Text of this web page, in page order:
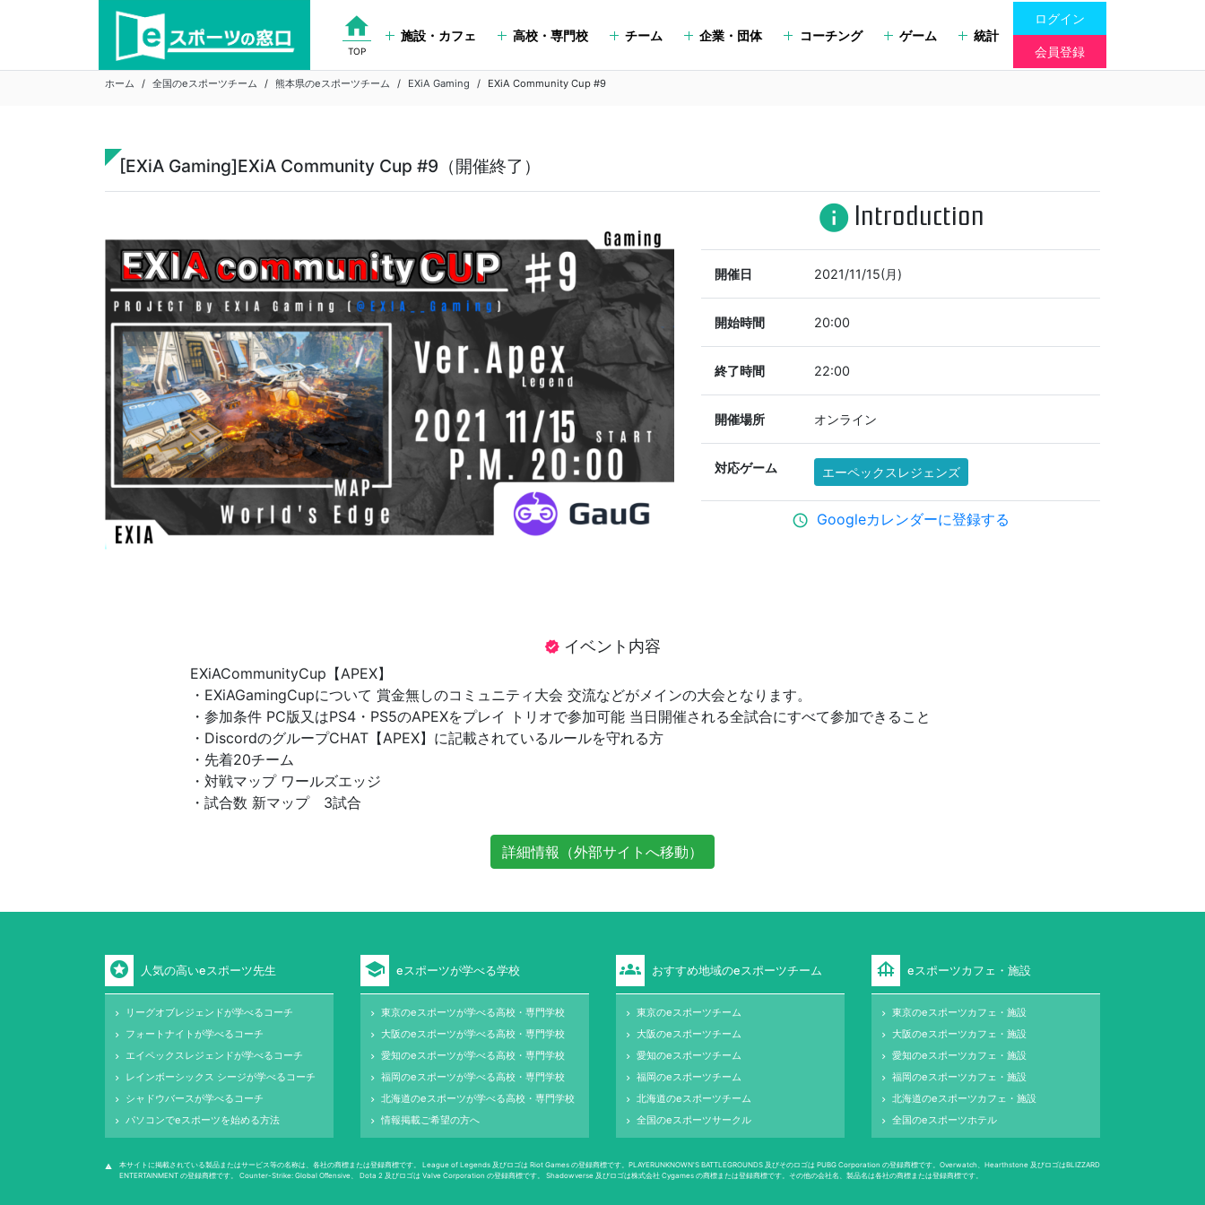
home
TOP
施設・カフェ 高校・専門校 チーム 企業・団体 コーチング ゲーム 統計
ログイン
会員登録
ホーム 全国のeスポーツチーム 熊本県のeスポーツチーム EXiA Gaming EXiA Community Cup #9
[EXiA Gaming]EXiA Community Cup #9（開催終了）
info Introduction
開催日 2021/11/15(月)
開始時間 20:00
終了時間 22:00
開催場所 オンライン
対応ゲーム エーペックスレジェンズ
schedule Googleカレンダーに登録する
verified イベント内容
EXiACommunityCup【APEX】
・EXiAGamingCupについて 賞金無しのコミュニティ大会 交流などがメインの大会となります。
・参加条件 PC版又はPS4・PS5のAPEXをプレイ トリオで参加可能 当日開催される全試合にすべて参加できること
・DiscordのグループCHAT【APEX】に記載されているルールを守れる方
・先着20チーム
・対戦マップ ワールズエッジ
・試合数 新マップ 3試合
詳細情報（外部サイトへ移動）
stars 人気の高いeスポーツ先生
keyboard_arrow_right リーグオブレジェンドが学べるコーチ
keyboard_arrow_right フォートナイトが学べるコーチ
keyboard_arrow_right エイペックスレジェンドが学べるコーチ
keyboard_arrow_right レインボーシックス シージが学べるコーチ
keyboard_arrow_right シャドウバースが学べるコーチ
keyboard_arrow_right パソコンでeスポーツを始める方法
school eスポーツが学べる学校
keyboard_arrow_right 東京のeスポーツが学べる高校・専門学校
keyboard_arrow_right 大阪のeスポーツが学べる高校・専門学校
keyboard_arrow_right 愛知のeスポーツが学べる高校・専門学校
keyboard_arrow_right 福岡のeスポーツが学べる高校・専門学校
keyboard_arrow_right 北海道のeスポーツが学べる高校・専門学校
keyboard_arrow_right 情報掲載ご希望の方へ
groups おすすめ地域のeスポーツチーム
keyboard_arrow_right 東京のeスポーツチーム
keyboard_arrow_right 大阪のeスポーツチーム
keyboard_arrow_right 愛知のeスポーツチーム
keyboard_arrow_right 福岡のeスポーツチーム
keyboard_arrow_right 北海道のeスポーツチーム
keyboard_arrow_right 全国のeスポーツサークル
foundation eスポーツカフェ・施設
keyboard_arrow_right 東京のeスポーツカフェ・施設
keyboard_arrow_right 大阪のeスポーツカフェ・施設
keyboard_arrow_right 愛知のeスポーツカフェ・施設
keyboard_arrow_right 福岡のeスポーツカフェ・施設
keyboard_arrow_right 北海道のeスポーツカフェ・施設
keyboard_arrow_right 全国のeスポーツホテル
warning
本サイトに掲載されている製品またはサービス等の名称は、各社の商標または登録商標です。 League of Legends 及びロゴは Riot Games の登録商標です。PLAYERUNKNOWN'S BATTLEGROUNDS 及びそのロゴは PUBG Corporation の登録商標です。Overwatch、Hearthstone 及びロゴはBLIZZARD
ENTERTAINMENT の登録商標です。 Counter-Strike: Global Oﬀensive、 Dota 2 及びロゴは Valve Corporation の登録商標です。 Shadowverse 及びロゴは株式会社 Cygames の商標または登録商標です。その他の会社名、製品名は各社の商標または登録商標です。